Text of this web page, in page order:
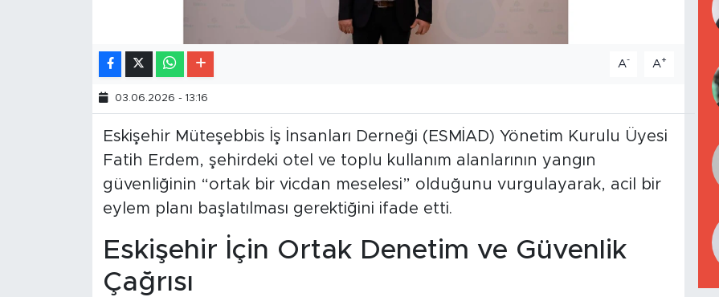
A- A+
03.06.2026 - 13:16
Eskişehir Müteşebbis İş İnsanları Derneği (ESMİAD) Yönetim Kurulu Üyesi
Fatih Erdem, şehirdeki otel ve toplu kullanım alanlarının yangın
güvenliğinin “ortak bir vicdan meselesi” olduğunu vurgulayarak, acil bir
eylem planı başlatılması gerektiğini ifade etti.
Eskişehir İçin Ortak Denetim ve Güvenlik
Çağrısı